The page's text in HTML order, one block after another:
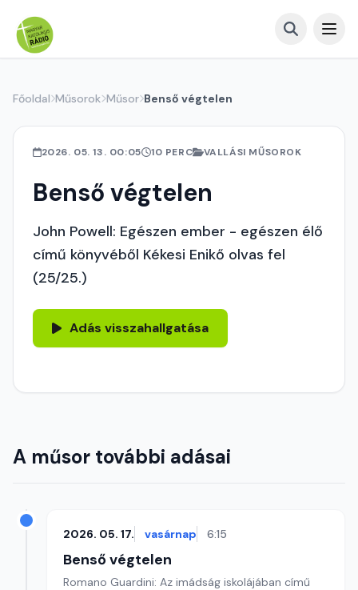
Főoldal Műsorok Műsor Benső végtelen
2026. 05. 13. 00:05 10 PERC VALLÁSI MŰSOROK
Benső végtelen
John Powell: Egészen ember - egészen élő
című könyvéből Kékesi Enikő olvas fel
(25/25.)
Adás visszahallgatása
A műsor további adásai
2026. 05. 17. vasárnap 6:15
Benső végtelen
Romano Guardini: Az imádság iskolájában című